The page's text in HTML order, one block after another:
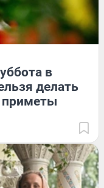
в
делать
приметы